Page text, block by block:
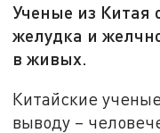
Ученые из Китая
желудка и
в живых.
Китайские
выводу –